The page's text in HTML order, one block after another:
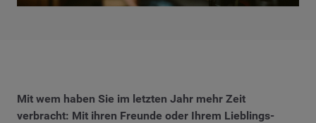
Mit wem haben Sie im letzten Jahr mehr Zeit
verbracht: Mit ihren Freunde oder Ihrem Lieblings-